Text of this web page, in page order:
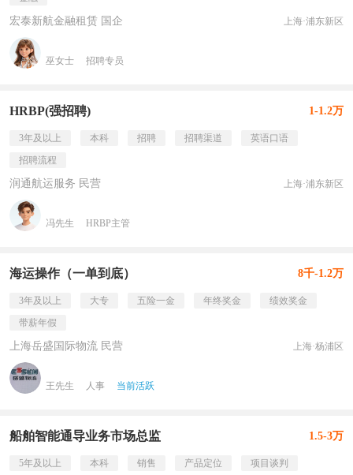
宏泰新航金融租赁 国企 上海·浦东新区
巫女士 招聘专员
HRBP(强招聘) 1-1.2万
3年及以上 本科 招聘 招聘渠道
英语口语
招聘流程
润通航运服务 民营 上海·浦东新区
冯先生 HRBP主管
海运操作（一单到底） 8千-1.2万
3年及以上 大专 五险一金 年终奖金
绩效奖金
带薪年假
上海岳盛国际物流 民营 上海·杨浦区
王先生 人事 当前活跃
船舶智能通导业务市场总监 1.5-3万
5年及以上 本科 销售 产品定位
项目谈判